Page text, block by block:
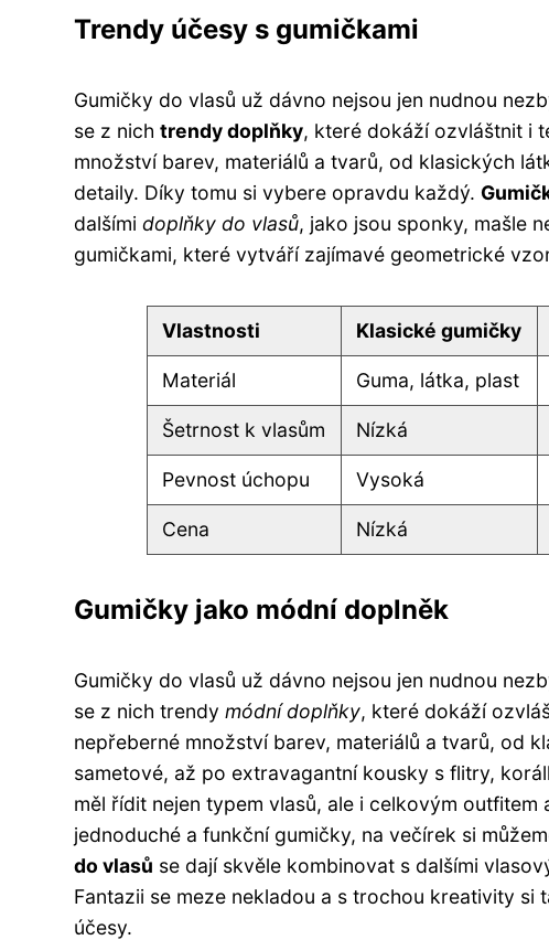
Trendy účesy s gumičkami
Gumičky do vlasů už dávno nejsou jen nudnou
se z nich trendy doplňky, které dokáží ozvláštnit i
množství barev, materiálů a tvarů, od klasických
detaily. Díky tomu si vybere opravdu každý.
dalšími doplňky do vlasů, jako jsou sponky, mašle
gumičkami, které vytváří zajímavé geometrické
Vlastnosti Klasické gumičky
Materiál Guma, látka, plast
Šetrnost k vlasům Nízká
Pevnost úchopu Vysoká
Cena Nízká
Gumičky jako módní doplněk
Gumičky do vlasů už dávno nejsou jen nudnou
se z nich trendy módní doplňky, které dokáží
nepřeberné množství barev, materiálů a tvarů, od
sametové, až po extravagantní kousky s flitry,
měl řídit nejen typem vlasů, ale i celkovým
jednoduché a funkční gumičky, na večírek si
do vlasů se dají skvěle kombinovat s dalšími
Fantazii se meze nekladou a s trochou kreativity
účesy.